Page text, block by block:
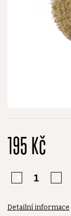
195 Kč
Detailní informace